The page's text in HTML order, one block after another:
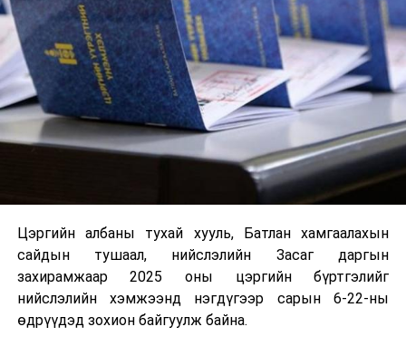
Цэргийн албаны тухай хууль, Батлан хамгаалахын
сайдын тушаал, нийслэлийн Засаг даргын
захирамжаар 2025 оны цэргийн бүртгэлийг
нийслэлийн хэмжээнд нэгдүгээр сарын 6-22-ны
өдрүүдэд зохион байгуулж байна.